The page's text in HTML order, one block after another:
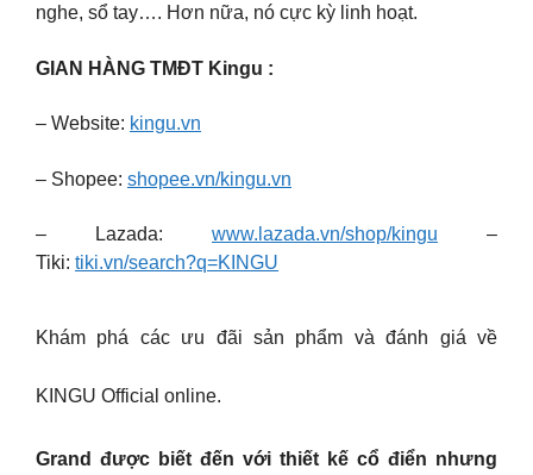
nghe, sổ tay…. Hơn nữa, nó cực kỳ linh hoạt.
GIAN HÀNG TMĐT Kingu :
– Website: kingu.vn
– Shopee: shopee.vn/kingu.vn
– Lazada: www.lazada.vn/shop/kingu –
Tiki: tiki.vn/search?q=KINGU
Khám phá các ưu đãi sản phẩm và đánh giá về
KINGU Official online.
Grand được biết đến với thiết kế cổ điển nhưng